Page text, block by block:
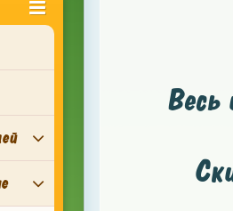
Весь